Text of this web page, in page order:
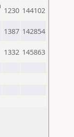
1230 144102
1387 142854
1332 145863